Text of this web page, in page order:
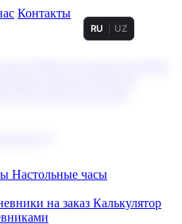
Контакты
RU UZ
Настольные часы
на заказ Калькулятор